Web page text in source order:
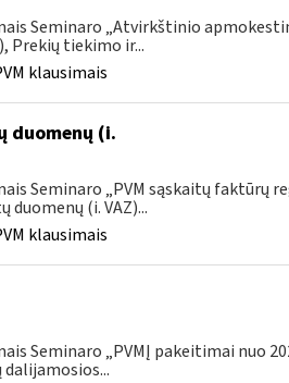
Seminaro „Atvirkštinio
Prekių tiekimo ir...
klausimais
duomenų (i.
Seminaro „PVM sąskaitų faktūrų
(i. VAZ)...
klausimais
Seminaro „PVMĮ pakeitimai nuo